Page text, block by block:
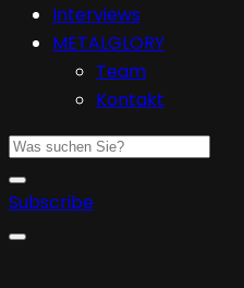
Interviews
METALGLORY
Team
Kontakt
Subscribe